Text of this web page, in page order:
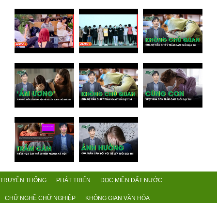
TRUYỀN THỐNG PHÁT TRIỂN DỌC MIỀN ĐẤT NƯỚC
CHỮ NGHỀ CHỮ NGHIỆP KHÔNG GIAN VĂN HÓA